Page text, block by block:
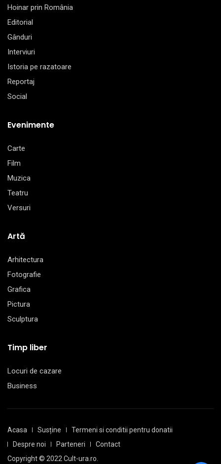
Hoinar prin România
Editorial
Gânduri
Interviuri
Istoria pe razatoare
Reportaj
Social
Evenimente
Carte
Film
Muzica
Teatru
Versuri
Artă
Arhitectura
Fotografie
Grafica
Pictura
Sculptura
Timp liber
Locuri de cazare
Business
Acasa Susține
Termeni si conditii pentru donatii
Despre noi
Parteneri
Contact
Copyright © 2022 Cult-ura.ro.